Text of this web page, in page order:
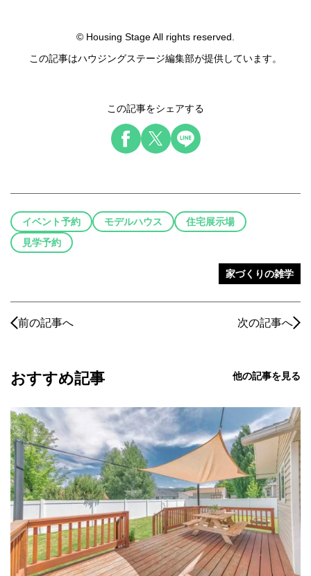
© Housing Stage All rights reserved.
この記事はハウジングステージ編集部が提供しています。
この記事をシェアする
イベント予約 モデルハウス
住宅展示場
見学予約
家づくりの雑学
前の記事へ 次の記事へ
おすすめ記事 他の記事を見る